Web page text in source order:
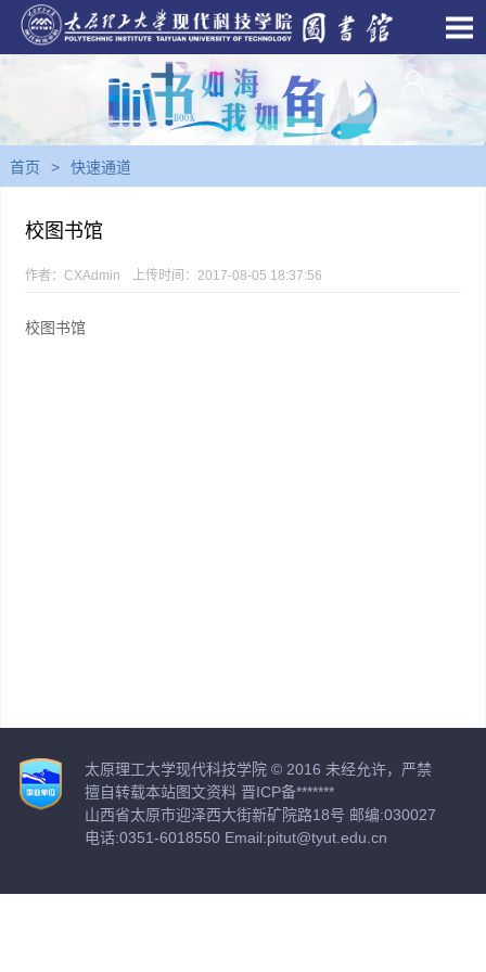
首页 > 快速通道
校图书馆
作者：CXAdmin 上传时间：2017-08-05 18:37:56
校图书馆
太原理工大学现代科技学院 © 2016 未经允许，严禁
擅自转载本站图文资料 晋ICP备*******
山西省太原市迎泽西大街新矿院路18号 邮编:030027
电话:0351-6018550 Email:pitut@tyut.edu.cn